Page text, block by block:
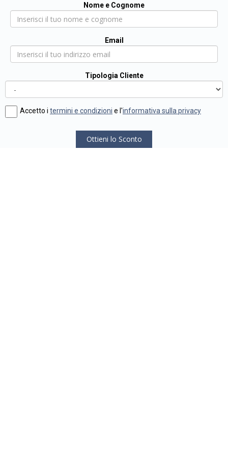
Nome e Cognome
Email
Tipologia Cliente
Accetto i termini e condizioni e l'informativa sulla privacy
Ottieni lo Sconto